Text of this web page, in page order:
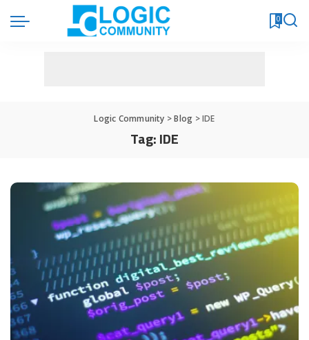
0
Logic Community >Blog >IDE
Tag:IDE